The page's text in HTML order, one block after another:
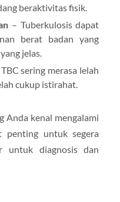
beraktivitas fisik.
– Tuberkulosis dapat
berat badan yang
jelas.
sering merasa lelah
cukup istirahat.
Anda kenal mengalami
penting untuk segera
untuk diagnosis dan